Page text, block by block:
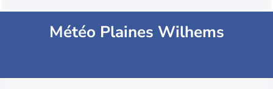
Météo Plaines Wilhems